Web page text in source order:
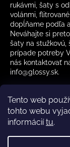
Tento web
tohto webu
informáciítu.
rukávmi, šaty s
volánmi,
dopĺňame podľa
Neváhajte si
šaty na stužkovú,
prípade potreby
nás kontaktovať
info@glossy.sk.